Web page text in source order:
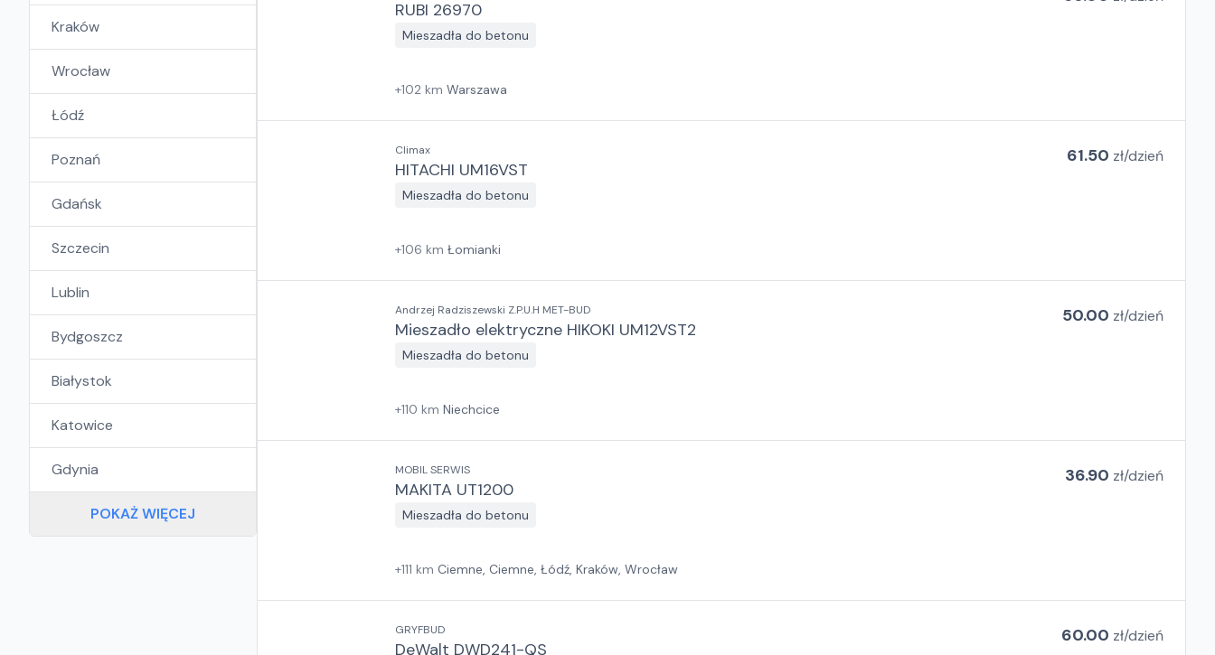
RUBI 26970
Mieszadła do betonu
+102 km Warszawa
Climax
HITACHI UM16VST
Mieszadła do betonu
61.50 zł/dzień
+106 km Łomianki
Andrzej Radziszewski Z.P.U.H MET-BUD
Mieszadło elektryczne HIKOKI UM12VST2
Mieszadła do betonu
50.00 zł/dzień
+110 km Niechcice
MOBIL SERWIS
MAKITA UT1200
Mieszadła do betonu
36.90 zł/dzień
+111 km Ciemne, Ciemne, Łódź, Kraków, Wrocław
GRYFBUD
DeWalt DWD241-QS
60.00 zł/dzień
Kraków
Wrocław
Łódź
Poznań
Gdańsk
Szczecin
Lublin
Bydgoszcz
Białystok
Katowice
Gdynia
POKAŻ WIĘCEJ